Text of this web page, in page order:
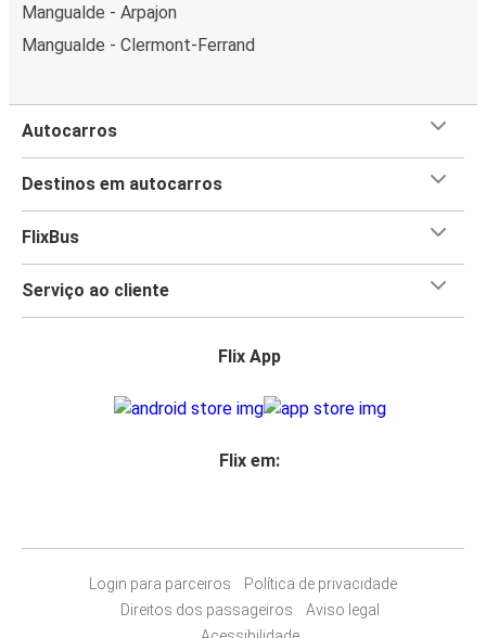
Mangualde - Arpajon
Mangualde - Clermont-Ferrand
Autocarros
Destinos em autocarros
FlixBus
Serviço ao cliente
Flix App
Flix em:
Login para parceiros
Política de privacidade
Direitos dos passageiros
Aviso legal